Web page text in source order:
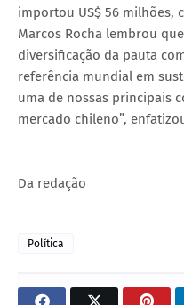
importou US$ 56 milhões,
Marcos Rocha lembrou
diversificação da pauta
referência mundial em
uma de nossas principais
mercado chileno”,
Da redação
Política